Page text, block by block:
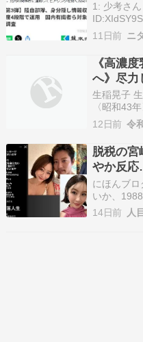
1: 少考さ
る大学教
に、愛国
収集して…
11日前 ニ
《高濃
へ》尽力
「自分の
ば」
生稲晃子
〈昭和43
由民主党
レント、
クラブ及び
ンバーで
12日前 令
脱税の宮
やか反
本音
にほんブ
いか、
野県諏訪
婚歴があ
14日前 人